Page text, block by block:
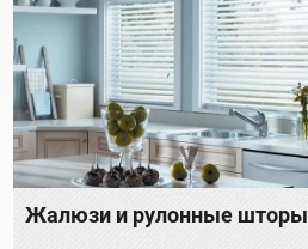
Жалюзи и рулонные шторы